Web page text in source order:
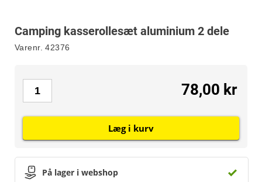
Camping kasserollesæt aluminium 2 dele
Varenr. 42376
På lager i webshop
78,00 kr
Læg i kurv